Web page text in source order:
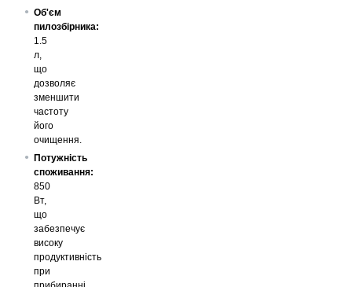
Об'єм
пилозбірника:
1.5
л,
що
дозволяє
зменшити
частоту
його
очищення.
Потужність
споживання:
850
Вт,
що
забезпечує
високу
продуктивність
при